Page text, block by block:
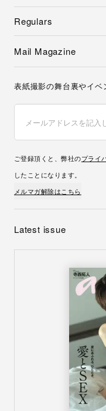
Regulars
Mail Magazine
表紙撮影の舞台裏やイベ
ご登録頂くと、弊社のプライ
したことになります。
メルマガ解除はこちら
Latest issue